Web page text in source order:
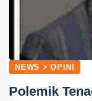
NEWS > OPINI
Polemik